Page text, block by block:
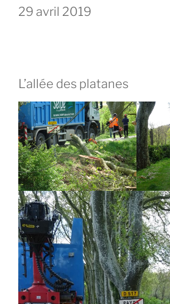
29 avril 2019
L’allée des platanes